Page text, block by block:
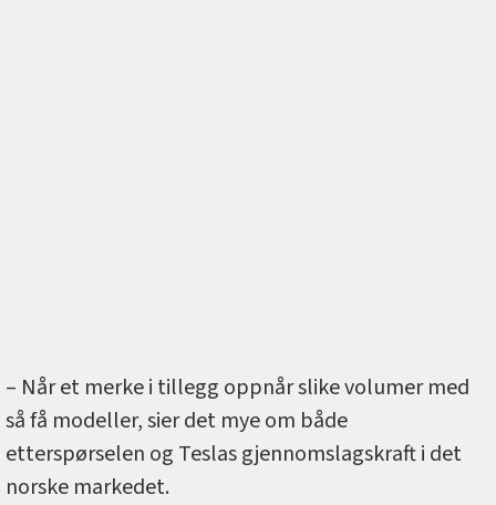
– Når et merke i tillegg oppnår slike volumer med
så få modeller, sier det mye om både
etterspørselen og Teslas gjennomslagskraft i det
norske markedet.